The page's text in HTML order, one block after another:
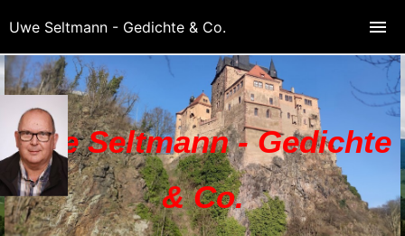
Uwe Seltmann - Gedichte
& Co.
Uwe Seltmann - Gedichte & Co.